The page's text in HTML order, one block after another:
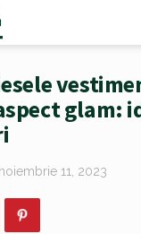
glam:
11, 2023